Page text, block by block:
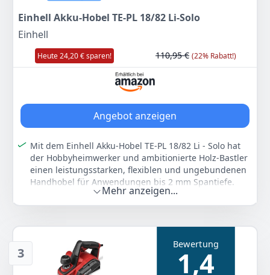
Anzeigen
Einhell Akku-Hobel TE-PL 18/82 Li-Solo
Einhell
Heute 24,20 € sparen! 110,95 € (22% Rabatt!)
Angebot anzeigen
Mit dem Einhell Akku-Hobel TE-PL 18/82 Li - Solo hat
der Hobbyheimwerker und ambitionierte Holz-Bastler
einen leistungsstarken, flexiblen und ungebundenen
Handhobel für Anwendungen bis 2 mm Spantiefe.
Große Messerwellen sorgen für optimale
Hobelergebnisse, die massive Aluminium-Fußplatte
Werkstücke und Hobel werden durch den
automatischem Parkschuh geschützt. Einen festen,
sicheren Halt und ermüdungsfreies Arbeiten bietet
Mehr anzeigen...
3
Bewertung
1,4